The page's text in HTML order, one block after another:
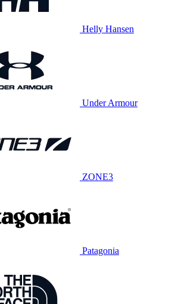
Helly Hansen
Under Armour
ZONE3
Patagonia